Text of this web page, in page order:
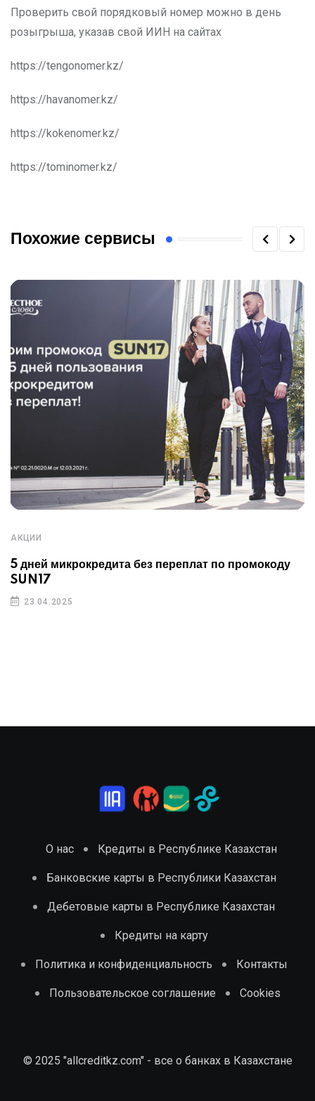
Проверить свой порядковый номер можно в день
розыгрыша, указав свой ИИН на сайтах
https://tengonomer.kz/
https://havanomer.kz/
https://kokenomer.kz/
https://tominomer.kz/
Похожие сервисы
АКЦИИ
5 дней микрокредита без переплат по промокоду
SUN17
23.04.2025
О нас Кредиты в Республике Казахстан
Банковские карты в Республики Казахстан
Дебетовые карты в Республике Казахстан
Кредиты на карту
Политика и конфиденциальность Контакты
Пользовательское соглашение Cookies
© 2025 "allcreditkz.com" - все о банках в Казахстане